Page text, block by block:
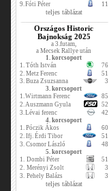
9.Fóti Péter 11
teljes táblázat
Országos Historic
Bajnokság 2025
a 3.futam,
a Mecsek Rallye után
1. korcsoport
1. Tóth István
76
2. Metz Ferenc
51
3. Buza Zsuzsanna
3
3. korcsoport
1.Wirtmann Ferenc
85
2.Auszmann Gyula
52
3.Lévai ferenc
42
4. korcsoport
1. Póczik Ákos
60
2. Ifj. Érdi Tibor
51
3. Csomor László
48
5. korcsoport
1. Dombi Péter
51
2. Merényi Zsolt
3
3. Pehely Balázs 3
teljes táblázat